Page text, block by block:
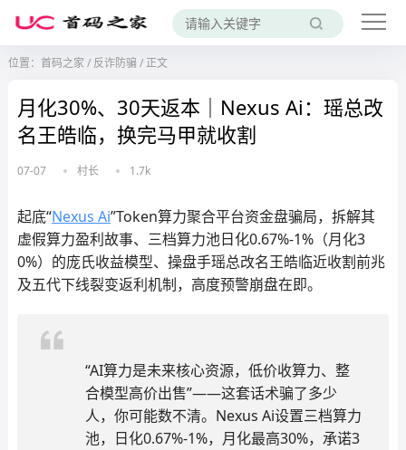
位置： 首码之家 / 反诈防骗 /正文
月化30%、30天返本｜Nexus Ai：瑶总改
名王皓临，换完马甲就收割
07-07 村长 1.7k
起底“Nexus Ai”Token算力聚合平台资金盘骗局，拆解其
虚假算力盈利故事、三档算力池日化0.67%-1%（月化3
0%）的庞氏收益模型、操盘手瑶总改名王皓临近收割前兆
及五代下线裂变返利机制，高度预警崩盘在即。
“AI算力是未来核心资源，低价收算力、整
合模型高价出售”——这套话术骗了多少
人，你可能数不清。Nexus Ai设置三档算力
池，日化0.67%-1%，月化最高30%，承诺3